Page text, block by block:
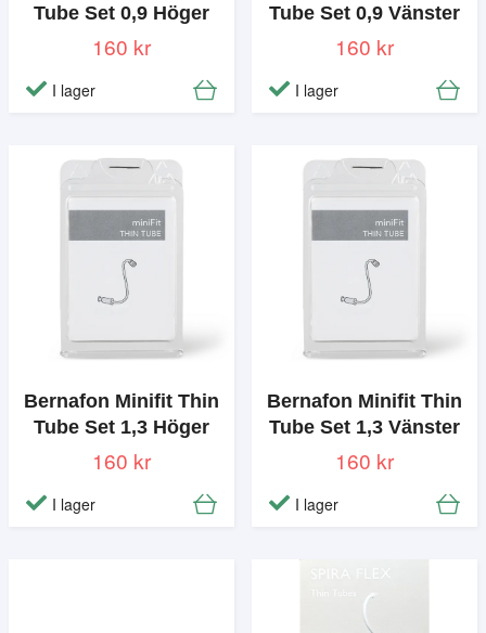
Tube Set 0,9 Höger
160 kr
I lager
Tube Set 0,9 Vänster
160 kr
I lager
Bernafon Minifit Thin
Tube Set 1,3 Höger
160 kr
I lager
Bernafon Minifit Thin
Tube Set 1,3 Vänster
160 kr
I lager